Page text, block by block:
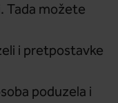
Tada možete
i pretpostavke
poduzela i